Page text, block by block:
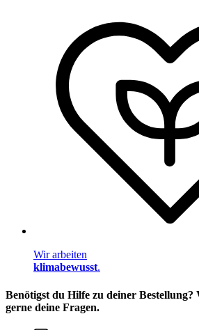
Wir arbeiten
klimabewusst.
Benötigst du Hilfe zu deiner
gerne deine Fragen.